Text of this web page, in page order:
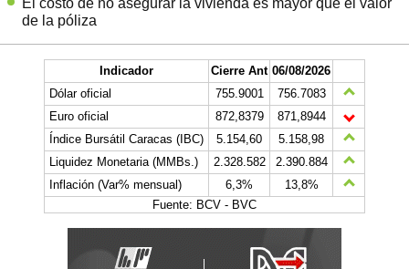
El costo de no asegurar la vivienda es mayor que el valor
de la póliza
Indicador Cierre Ant 06/08/2026
Dólar oficial
755.9001
756.7083
Euro oficial
872,8379
871,8944
Índice Bursátil Caracas (IBC)
5.154,60
5.158,98
Liquidez Monetaria (MMBs.)
2.328.582
2.390.884
Inflación (Var% mensual)
6,3%
13,8%
Fuente: BCV - BVC